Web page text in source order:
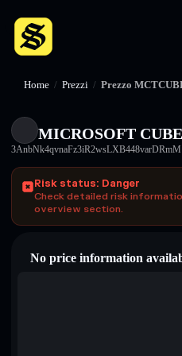
Home / Prezzi / Prezzo
MICROSOFT CUBE
Risk status: Danger
Check detailed risk
overview section.
No price information